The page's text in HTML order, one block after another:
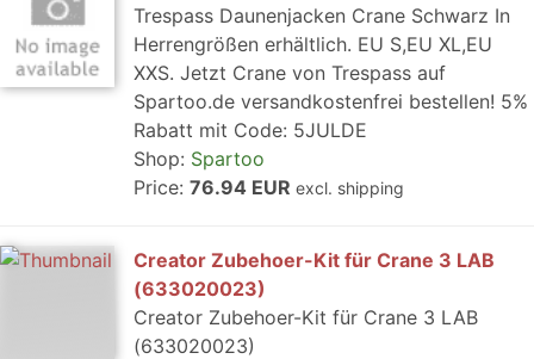
Trespass Daunenjacken Crane Schwarz In
Herrengrößen erhältlich. EU S,EU XL,EU
XXS. Jetzt Crane von Trespass auf
Spartoo.de versandkostenfrei bestellen! 5%
Rabatt mit Code: 5JULDE
Shop: Spartoo
Price: 76.94 EUR excl. shipping
Creator Zubehoer-Kit für Crane 3 LAB
(633020023)
Creator Zubehoer-Kit für Crane 3 LAB
(633020023)